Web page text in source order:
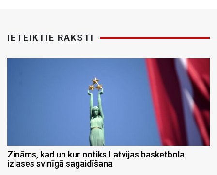
IETEIKTIE RAKSTI
Zināms, kad un kur notiks Latvijas basketbola
izlases svinīgā sagaidīšana